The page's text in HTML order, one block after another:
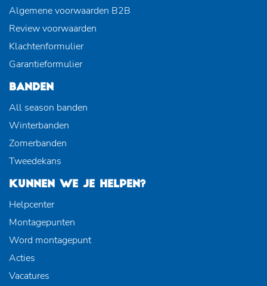
Algemene voorwaarden B2B
Review voorwaarden
Klachtenformulier
Garantieformulier
BANDEN
All season banden
Winterbanden
Zomerbanden
Tweedekans
KUNNEN WE JE HELPEN?
Helpcenter
Montagepunten
Word montagepunt
Acties
Vacatures